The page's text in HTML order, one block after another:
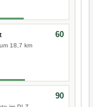
18,7 km
60
90